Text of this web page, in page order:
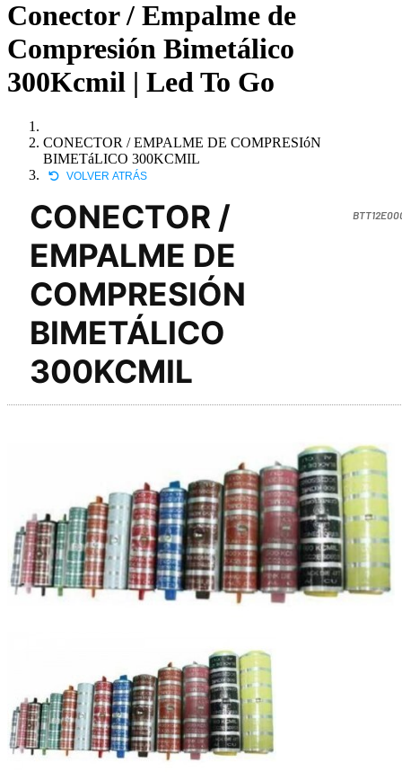
Conector / Empalme de
Compresión Bimetálico
300Kcmil | Led To Go
CONECTOR / EMPALME DE COMPRESIóN
BIMETáLICO 300KCMIL
VOLVER ATRÁS
CONECTOR /
EMPALME DE
COMPRESIÓN
BIMETÁLICO
300KCMIL